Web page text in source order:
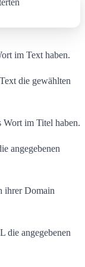
im Text haben.
die gewählten
Wort im Titel haben.
angegebenen
ihrer Domain
die angegebenen